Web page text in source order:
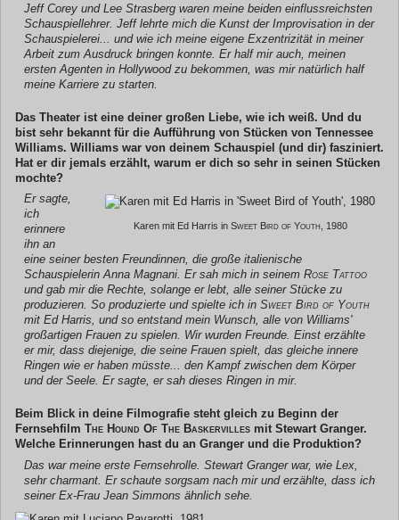
Jeff Corey und Lee Strasberg waren meine beiden einflussreichsten
Schauspiellehrer. Jeff lehrte mich die Kunst der Improvisation in der
Schauspielerei... und wie ich meine eigene Exzentrizität in meiner
Arbeit zum Ausdruck bringen konnte. Er half mir auch, meinen
ersten Agenten in Hollywood zu bekommen, was mir natürlich half
meine Karriere zu starten.
Das Theater ist eine deiner großen Liebe, wie ich weiß. Und du
bist sehr bekannt für die Aufführung von Stücken von Tennessee
Williams. Williams war von deinem Schauspiel (und dir) fasziniert.
Hat er dir jemals erzählt, warum er dich so sehr in seinen Stücken
mochte?
Karen mit Ed Harris in Sweet Bird of Youth , 1980
Er sagte,
ich
erinnere
ihn an
eine seiner besten Freundinnen, die große italienische
Schauspielerin Anna Magnani. Er sah mich in seinem Rose Tattoo
und gab mir die Rechte, solange er lebt, alle seiner Stücke zu
produzieren. So produzierte und spielte ich in Sweet Bird of Youth
mit Ed Harris, und so entstand mein Wunsch, alle von Williams'
großartigen Frauen zu spielen. Wir wurden Freunde. Einst erzählte
er mir, dass diejenige, die seine Frauen spielt, das gleiche innere
Ringen wie er haben müsste... den Kampf zwischen dem Körper
und der Seele. Er sagte, er sah dieses Ringen in mir.
Beim Blick in deine Filmografie steht gleich zu Beginn der
Fernsehfilm The Hound Of The Baskervilles mit Stewart Granger.
Welche Erinnerungen hast du an Granger und die Produktion?
Das war meine erste Fernsehrolle. Stewart Granger war, wie Lex,
sehr charmant. Er schaute sorgsam nach mir und erzählte, dass ich
seiner Ex-Frau Jean Simmons ähnlich sehe.